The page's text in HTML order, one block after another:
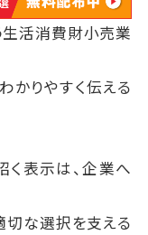
生活消費財小売業
かりやすく伝える
く表示は、企業へ
切な選択を支える